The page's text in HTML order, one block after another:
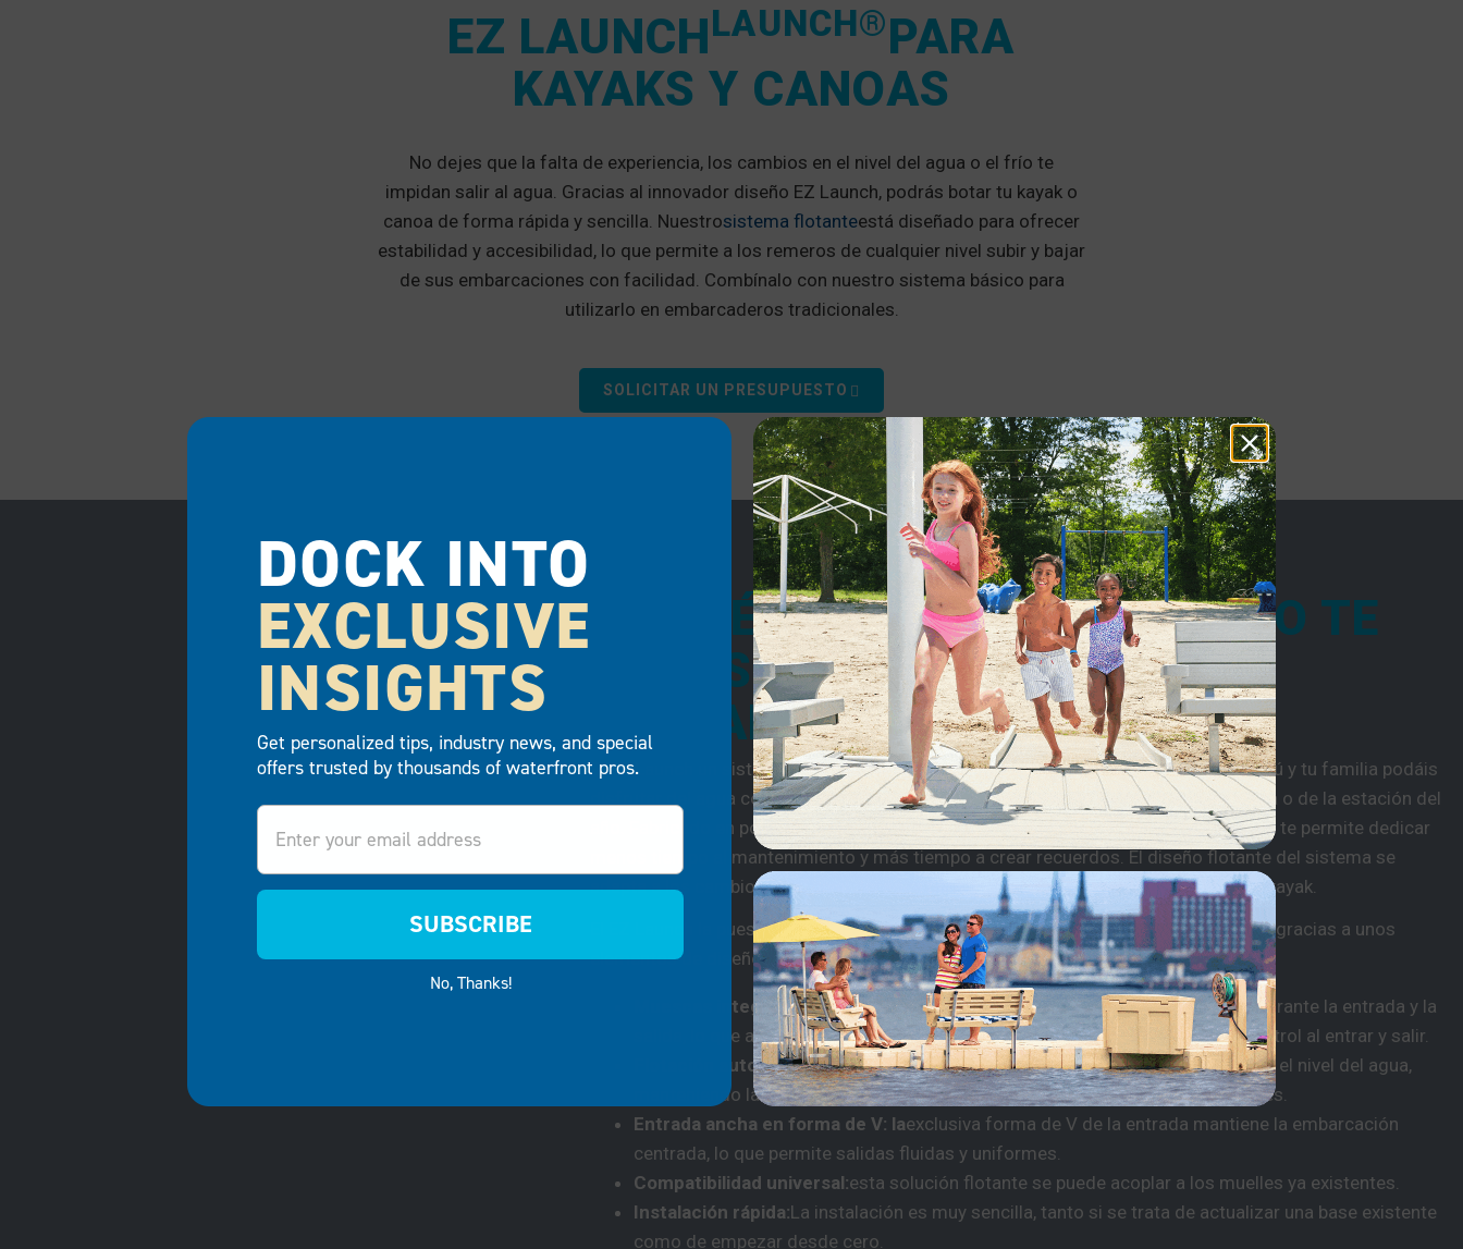
EZ LAUNCHLAUNCH®PARA
KAYAKS Y CANOAS
No dejes que la falta de experiencia, los cambios en el nivel del agua o el frío te
impidan salir al agua. Gracias al innovador diseño EZ Launch, podrás botar tu kayak o
canoa de forma rápida y sencilla. Nuestrosistema flotanteestá diseñado para ofrecer
estabilidad y accesibilidad, lo que permite a los remeros de cualquier nivel subir y bajar
de sus embarcaciones con facilidad. Combínalo con nuestro sistema básico para
utilizarlo en embarcaderos tradicionales.
SOLICITAR UN PRESUPUESTO
MANTÉN LA ESTABILIDAD Y NO TE
MOJES CON EL SISTEMA DE
LANZAMIENTO EZ LAUNCH
El EZ Launch un sistema de embarcadero flotante de alta gama diseñado para que tú y tu familia podáis
disfrutar del agua con total tranquilidad, independientemente de vuestra experiencia o de la estación del
año. Fabricado en polietileno resistente y de bajo mantenimiento, este embarcadero te permite dedicar
menos tiempo al mantenimiento y más tiempo a crear recuerdos. El diseño flotante del sistema se
adapta a los cambios en el nivel del agua para que puedas alargar la temporada de kayak.
El EZ Launch la puesta a flote de una piragua de un reto en algo al alcance de todos, gracias a unos
elementos de diseño muy bien pensados:
Muescas integradas en la pala:estas muescas estratégicas sujetan la pala durante la entrada y la
salida, lo que ayuda a estabilizar el lanzamiento y te proporciona un mayor control al entrar y salir.
Flotación autoajustable:el embarcadero sube y baja de forma natural al variar el nivel del agua,
manteniendo la altura ideal para la botadura sin necesidad de ajustes manuales.
Entrada ancha en forma de V: laexclusiva forma de V de la entrada mantiene la embarcación
centrada, lo que permite salidas fluidas y uniformes.
Compatibilidad universal:esta solución flotante se puede acoplar a los muelles ya existentes.
Instalación rápida:La instalación es muy sencilla, tanto si se trata de actualizar una base existente
como de empezar desde cero.
DOCK INTO
EXCLUSIVE
INSIGHTS
Get personalized tips, industry news, and special
offers trusted by thousands of waterfront pros.
Email
SUBSCRIBE
No, Thanks!